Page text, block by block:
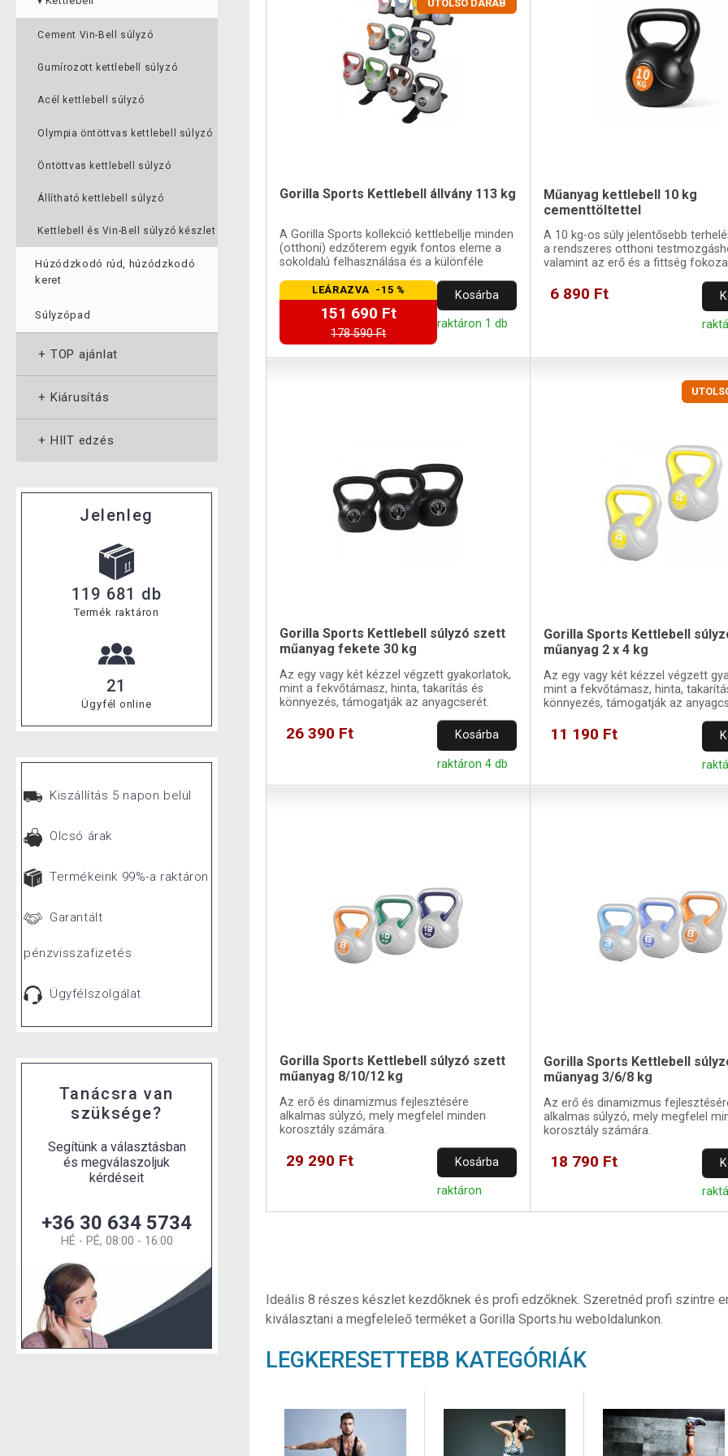
▼
Cement Vin-Bell súlyzó
Gumírozott kettlebell súlyzó
Acél kettlebell súlyzó
Olympia öntöttvas kettlebell súlyzó
Öntöttvas kettlebell súlyzó
Állítható kettlebell súlyzó
Kettlebell és Vin-Bell súlyzó készlet
Húzódzkodó rúd, húzódzkodó
keret
Súlyzópad
+ TOP ajánlat
+ Kiárusítás
+ HIIT edzés
Jelenleg
119 681 db
Termék raktáron
21
Ügyfél online
Kiszállítás 5 napon belül
Olcsó árak
Termékeink 99%-a raktáron
Garantált
pénzvisszafizetés
Ügyfélszolgálat
Tanácsra van
szüksége?
Segítünk a választásban
és megválaszoljuk
kérdéseit
+36 30 634 5734
HÉ - PÉ, 08:00 - 16:00
UTOLSÓ DARAB
Gorilla Sports Kettlebell állvány 113 kg
A Gorilla Sports kollekció kettlebellje minden
(otthoni) edzőterem egyik fontos eleme a
sokoldalú felhasználása és a különféle
LEÁRAZVA -15 %
151 690 Ft
178 590 Ft
Kosárba
raktáron 1 db
Műanyag kettlebell 10 kg
cementtöltettel
A 10 kg-os súly jelentősebb
a rendszeres otthoni
valamint az erő és a fittség
6 890 Ft
Gorilla Sports Kettlebell súlyzó szett
műanyag fekete 30 kg
Az egy vagy két kézzel végzett gyakorlatok,
mint a fekvőtámasz, hinta, takarítás és
könnyezés, támogatják az anyagcserét.
26 390 Ft Kosárba
raktáron 4 db
Gorilla Sports Kettlebell
műanyag 2 x 4 kg
Az egy vagy két kézzel végzett
mint a fekvőtámasz, hinta,
könnyezés, támogatják az
11 190 Ft
Gorilla Sports Kettlebell súlyzó szett
műanyag 8/10/12 kg
Az erő és dinamizmus fejlesztésére
alkalmas súlyzó, mely megfelel minden
korosztály számára.
29 290 Ft Kosárba
raktáron
Gorilla Sports Kettlebell
műanyag 3/6/8 kg
Az erő és dinamizmus
alkalmas súlyzó, mely megfelel
korosztály számára.
18 790 Ft
Ideális 8 részes készlet kezdőknek és profi edzőknek. Szeretnéd profi szintre
kiválasztani a megfeleleő terméket a Gorilla Sports.hu weboldalunkon.
LEGKERESETTEBB KATEGÓRIÁK